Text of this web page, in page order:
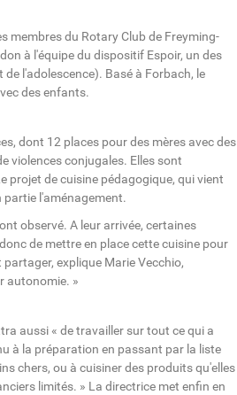
membres du Rotary Club de Freyming-
à l'équipe du dispositif Espoir, un des
l'adolescence). Basé à Forbach, le
des enfants.
dont 12 places pour des mères avec des
violences conjugales. Elles sont
projet de cuisine pédagogique, qui vient
partie l'aménagement.
observé. A leur arrivée, certaines
de mettre en place cette cuisine pour
explique Marie Vecchio,
autonomie. »
aussi « de travailler sur tout ce qui a
à la préparation en passant par la liste
chers, ou à cuisiner des produits qu'elles
limités. » La directrice met enfin en